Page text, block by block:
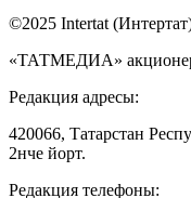
©2025 Intertat
«ТАТМЕДИА»
Редакция адресы:
420066, Татарстан
2нче йорт.
Редакция телефоны: